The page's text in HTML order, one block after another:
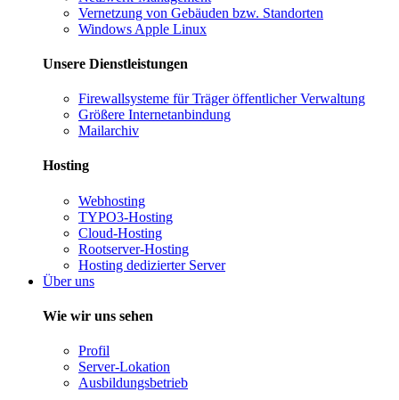
Vernetzung von Gebäuden bzw. Standorten
Windows Apple Linux
Unsere Dienstleistungen
Firewallsysteme für Träger öffentlicher Verwaltung
Größere Internetanbindung
Mailarchiv
Hosting
Webhosting
TYPO3-Hosting
Cloud-Hosting
Rootserver-Hosting
Hosting dedizierter Server
Über uns
Wie wir uns sehen
Profil
Server-Lokation
Ausbildungsbetrieb